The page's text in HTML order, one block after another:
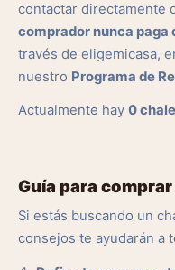
contactar directamente
comprador nunca paga
través de eligemicasa,
nuestro Programa de
Actualmente hay 0
Guía para
Si estás buscando un
consejos te ayudarán a